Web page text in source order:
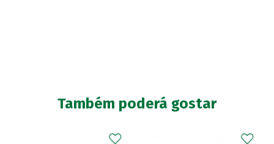
Também poderá gostar